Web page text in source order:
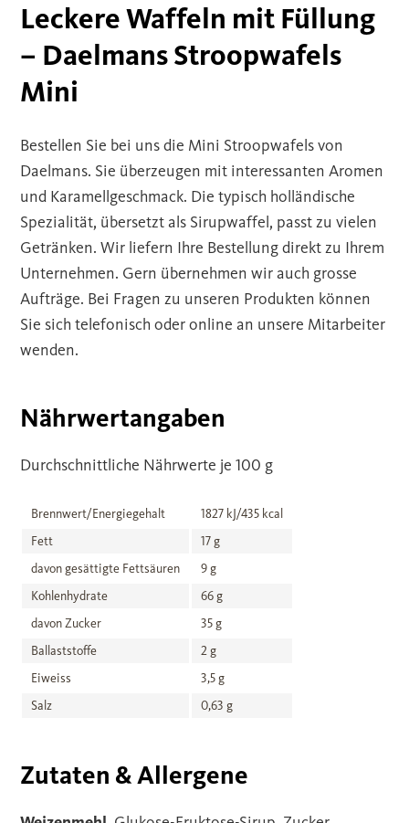
Leckere Waffeln mit Füllung
– Daelmans Stroopwafels
Mini
Bestellen Sie bei uns die Mini Stroopwafels von
Daelmans. Sie überzeugen mit interessanten Aromen
und Karamellgeschmack. Die typisch holländische
Spezialität, übersetzt als Sirupwaffel, passt zu vielen
Getränken. Wir liefern Ihre Bestellung direkt zu Ihrem
Unternehmen. Gern übernehmen wir auch grosse
Aufträge. Bei Fragen zu unseren Produkten können
Sie sich telefonisch oder online an unsere Mitarbeiter
wenden.
Nährwertangaben
Durchschnittliche Nährwerte je 100 g
Brennwert/Energiegehalt
1827 kJ/435 kcal
Fett
17 g
davon gesättigte Fettsäuren
9 g
Kohlenhydrate
66 g
davon Zucker
35 g
Ballaststoffe
2 g
Eiweiss
3,5 g
Salz
0,63 g
Zutaten & Allergene